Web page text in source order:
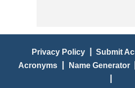
Privacy Policy | Submit
Acronyms | Name Generator
|